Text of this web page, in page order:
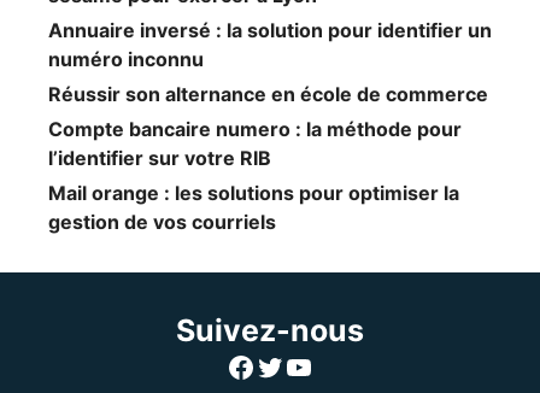
Annuaire inversé : la solution pour identifier un
numéro inconnu
Réussir son alternance en école de commerce
Compte bancaire numero : la méthode pour
l’identifier sur votre RIB
Mail orange : les solutions pour optimiser la
gestion de vos courriels
Suivez-nous
Facebook
Twitter
YouTube